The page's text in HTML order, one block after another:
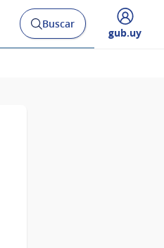
Abrir
buscador
Buscar
Desplegar
gub.uy